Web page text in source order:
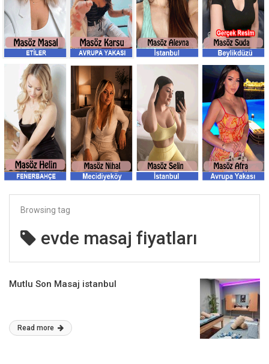
Browsing tag
evde masaj fiyatları
Mutlu Son Masaj istanbul
Read more